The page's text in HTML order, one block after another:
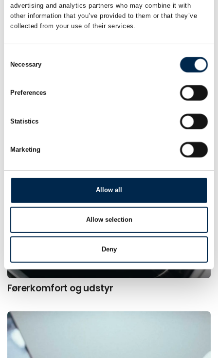
advertising and analytics partners who may combine it with
other information that you’ve provided to them or that they’ve
collected from your use of their services.
Selection
Necessary
Preferences
Statistics
Marketing
Allow all
Allow selection
Deny
Førerkomfort og udstyr